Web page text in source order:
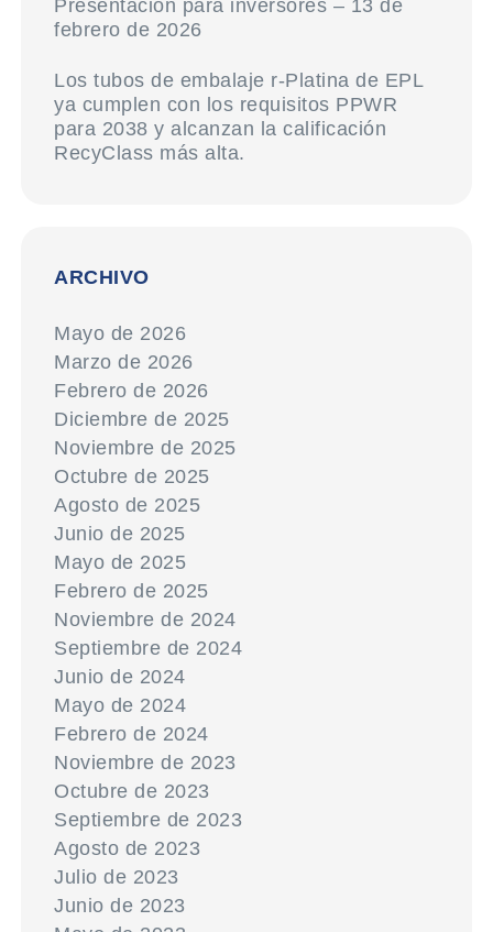
Presentación para inversores – 13 de
febrero de 2026
Los tubos de embalaje r-Platina de EPL
ya cumplen con los requisitos PPWR
para 2038 y alcanzan la calificación
RecyClass más alta.
ARCHIVO
Mayo de 2026
Marzo de 2026
Febrero de 2026
Diciembre de 2025
Noviembre de 2025
Octubre de 2025
Agosto de 2025
Junio de 2025
Mayo de 2025
Febrero de 2025
Noviembre de 2024
Septiembre de 2024
Junio de 2024
Mayo de 2024
Febrero de 2024
Noviembre de 2023
Octubre de 2023
Septiembre de 2023
Agosto de 2023
Julio de 2023
Junio de 2023